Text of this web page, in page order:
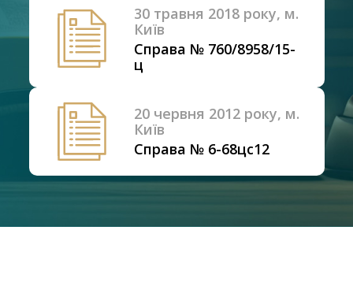
30 травня 2018 року, м.
Київ
Справа № 760/8958/15-
ц
20 червня 2012 року, м.
Київ
Справа № 6-68цс12